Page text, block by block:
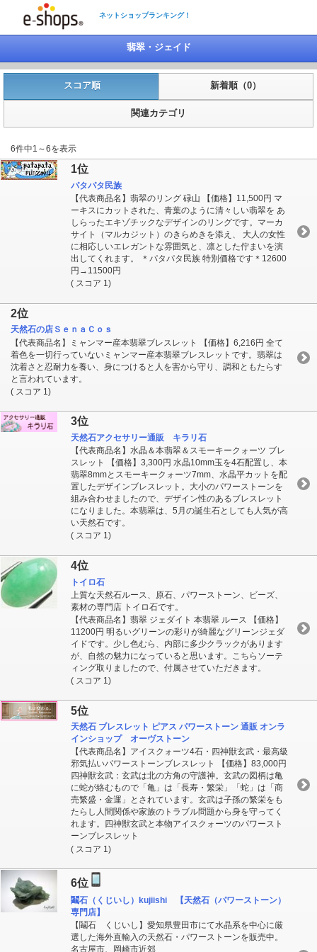
ネットショップランキング！
翡翠・ジェイド
スコア順 新着順（0）
関連カテゴリ
6件中1～6を表示
1位
パタパタ民族
【代表商品名】翡翠のリング 碌山 【価格】11,500円 マ
ーキスにカットされた、青葉のように清々しい翡翠を あ
しらったエキゾチックなデザインのリングです。マーカ
サイト（マルカジット）のきらめきを添え、 大人の女性
に相応しいエレガントな雰囲気と、凛とした佇まいを演
出してくれます。 ＊パタパタ民族 特別価格です＊12600
円→11500円
( スコア 1)
2位
天然石の店ＳｅｎａＣｏｓ
【代表商品名】ミャンマー産本翡翠ブレスレット 【価格】6,216円 全て
着色を一切行っていないミャンマー産本翡翠ブレスレットです。翡翠は
沈着さと忍耐力を養い、身につけると人を害から守り、調和ともたらす
と言われています。
( スコア 1)
3位
天然石アクセサリー通販 キラリ石
【代表商品名】水晶＆本翡翠＆スモーキークォーツ ブレ
スレット 【価格】3,300円 水晶10mm玉を4石配置し、本
翡翠8mmとスモーキークォーツ7mm、水晶平カットを配
置したデザインブレスレット。大小のパワーストーンを
組み合わせましたので、デザイン性のあるブレスレット
になりました。本翡翠は、5月の誕生石としても人気が高
い天然石です。
( スコア 1)
4位
トイロ石
上質な天然石ルース、原石、パワーストーン、ビーズ、
素材の専門店 トイロ石です。
【代表商品名】翡翠 ジェダイト 本翡翠 ルース 【価格】
11200円 明るいグリーンの彩りが綺麗なグリーンジェダ
イドです。少し色むら、内部に多少クラックがあります
が、自然の魅力になっていると思います。こちらソーテ
ィング取りましたので、付属させていただきます。
( スコア 1)
5位
天然石 ブレスレット ピアス パワーストーン 通販 オンラ
インショップ オーヴストーン
【代表商品名】アイスクォーツ4石・四神獣玄武・最高級
邪気払いパワーストーンブレスレット 【価格】83,000円
四神獣玄武：玄武は北の方角の守護神。玄武の図柄は亀
に蛇が絡むもので「亀」は「長寿・繁栄」「蛇」は「商
売繁盛・金運」とされています。玄武は子孫の繁栄をも
たらし人間関係や家族のトラブル問題から身を守ってく
れます。四神獣玄武と本物アイスクォーツのパワースト
ーンブレスレット
( スコア 1)
6位
鬮石（くじいし）kujiishi 【天然石（パワーストーン）
専門店】
【鬮石 くじいし】愛知県豊田市にて水晶系を中心に厳
選した海外直輸入の天然石・パワーストーンを販売中。
名古屋市、岡崎市近郊